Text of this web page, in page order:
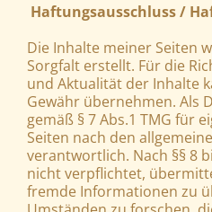
Haftungsausschluss /
Die Inhalte meiner Seiten
Sorgfalt erstellt. Für die
und Aktualität der Inhalte
Gewähr übernehmen. Als
gemäß § 7 Abs.1 TMG für
Seiten nach den
verantwortlich. Nach §§ 8
nicht verpflichtet,
fremde Informationen zu